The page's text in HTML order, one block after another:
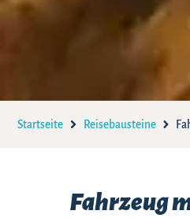
Startseite Reisebausteine
Fahrzeug